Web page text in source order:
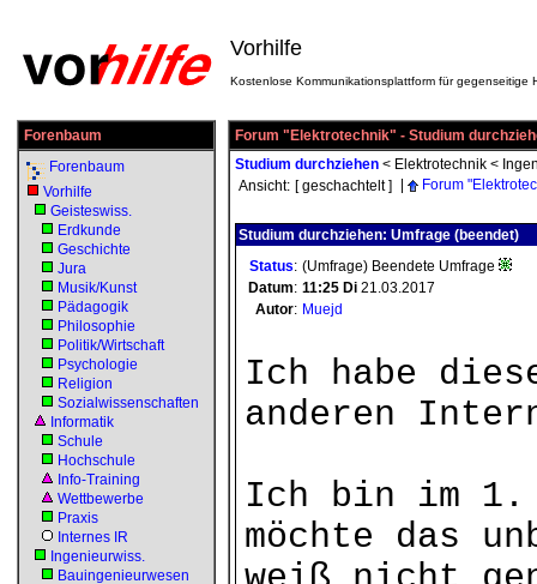
Vorhilfe
Kostenlose Kommunikationsplattform für gegenseitige
Forenbaum
Forenbaum
Vorhilfe
Geisteswiss.
Erdkunde
Geschichte
Jura
Musik/Kunst
Pädagogik
Philosophie
Politik/Wirtschaft
Psychologie
Religion
Sozialwissenschaften
Informatik
Schule
Hochschule
Info-Training
Wettbewerbe
Praxis
Internes IR
Ingenieurwiss.
Bauingenieurwesen
Forum "Elektrotechnik" - Studium
Studium durchziehen < Elektrotechnik <
Ansicht: [ geschachtelt ] Forum
Studium durchziehen: Umfrage (beendet)
Status: (Umfrage) Beendete Umfrage
Datum: 11:25 Di 21.03.2017
Autor: Muejd
Ich habe
anderen
Ich bin im 1.
möchte das